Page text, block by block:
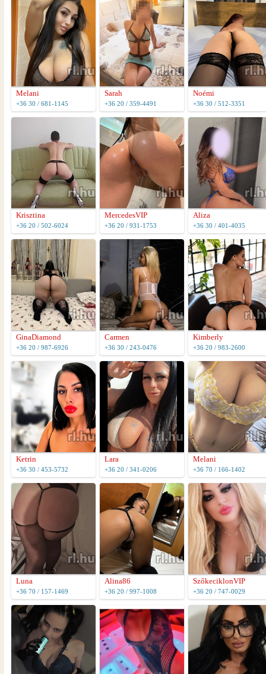
Melani
+36 30 / 681-1145
Sarah
+36 20 / 359-4491
Noémi
+36 30 / 512-3351
Krisztina
+36 20 / 502-6024
MercedesVIP
+36 20 / 931-1753
Aliza
+36 30 / 401-4035
GinaDiamond
+36 20 / 987-6926
Carmen
+36 30 / 243-0476
Kimberly
+36 20 / 983-2600
Ketrin
+36 30 / 453-5732
Lara
+36 20 / 341-0206
Melani
+36 70 / 166-1402
Luna
+36 70 / 157-1469
Alina86
+36 20 / 997-1008
SzőkeciklonVIP
+36 20 / 747-0029